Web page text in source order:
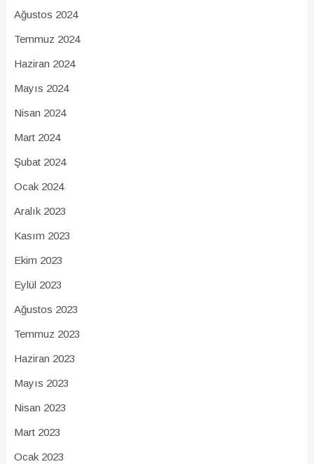
Ağustos 2024
Temmuz 2024
Haziran 2024
Mayıs 2024
Nisan 2024
Mart 2024
Şubat 2024
Ocak 2024
Aralık 2023
Kasım 2023
Ekim 2023
Eylül 2023
Ağustos 2023
Temmuz 2023
Haziran 2023
Mayıs 2023
Nisan 2023
Mart 2023
Ocak 2023